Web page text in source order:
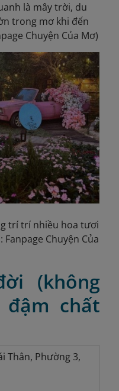
là mây trời, du
trong mơ khi đến
Chuyện Của Mơ)
trí trí nhiều hoa tươi
Chuyện Của
(không
đậm chất
Thân, Phường 3,